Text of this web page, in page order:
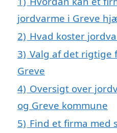
jordvarme i Greve
2) Hvad koster
3) Valg af det rigtige
Greve
4) Oversigt over
og Greve kommune
5) Find et firma med